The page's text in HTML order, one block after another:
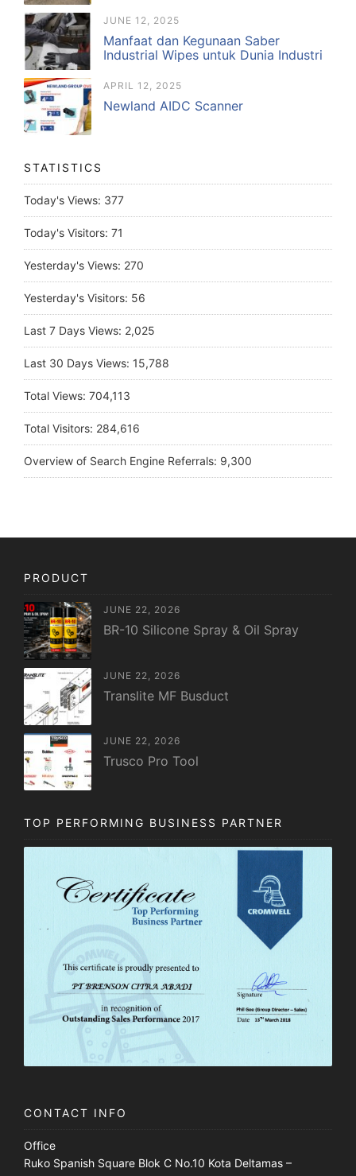
JUNE 12, 2025
Manfaat dan Kegunaan Saber
Industrial Wipes untuk Dunia Industri
APRIL 12, 2025
Newland AIDC Scanner
STATISTICS
Today's Views: 377
Today's Visitors: 71
Yesterday's Views: 270
Yesterday's Visitors: 56
Last 7 Days Views: 2,025
Last 30 Days Views: 15,788
Total Views: 704,113
Total Visitors: 284,616
Overview of Search Engine Referrals: 9,300
PRODUCT
JUNE 22, 2026
BR-10 Silicone Spray & Oil Spray
JUNE 22, 2026
Translite MF Busduct
JUNE 22, 2026
Trusco Pro Tool
TOP PERFORMING BUSINESS PARTNER
CONTACT INFO
Office
Ruko Spanish Square Blok C No.10 Kota Deltamas –